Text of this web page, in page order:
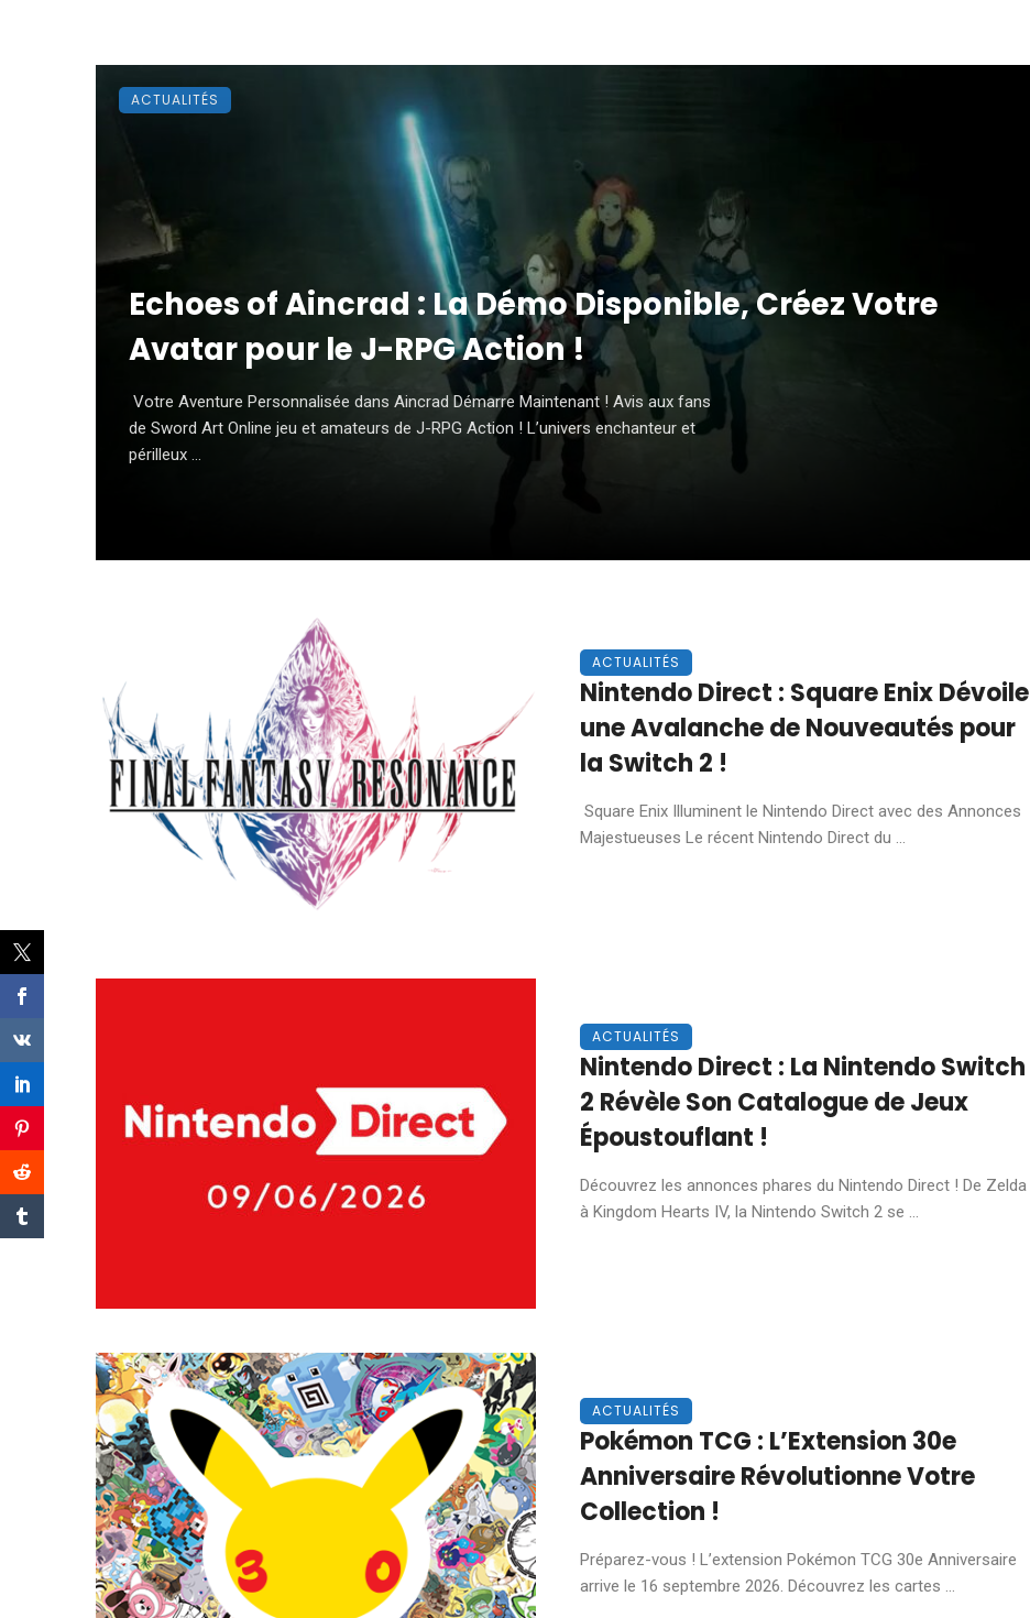
Echoes of Aincrad : La Démo Disponible, Créez Votre
Avatar pour le J-RPG Action !
Votre Aventure Personnalisée dans Aincrad Démarre Maintenant ! Avis aux fans
de Sword Art Online jeu et amateurs de J-RPG Action ! L’univers enchanteur et
périlleux ...
ACTUALITÉS
ACTUALITÉS
Nintendo Direct : Square Enix Dévoile
une Avalanche de Nouveautés pour
la Switch 2 !
Square Enix Illuminent le Nintendo Direct avec des Annonces
Majestueuses Le récent Nintendo Direct du ...
ACTUALITÉS
Nintendo Direct : La Nintendo Switch
2 Révèle Son Catalogue de Jeux
Époustouflant !
Découvrez les annonces phares du Nintendo Direct ! De Zelda
à Kingdom Hearts IV, la Nintendo Switch 2 se ...
ACTUALITÉS
Pokémon TCG : L’Extension 30e
Anniversaire Révolutionne Votre
Collection !
Préparez-vous ! L’extension Pokémon TCG 30e Anniversaire
arrive le 16 septembre 2026. Découvrez les cartes ...